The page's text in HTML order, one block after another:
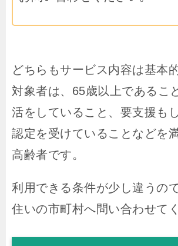
どちらもサービス内容は基本
対象者は、65歳以上であるこ
活をしていること、要支援も
認定を受けていることなどを
高齢者です。
利用できる条件が少し違うの
住いの市町村へ問い合わせて